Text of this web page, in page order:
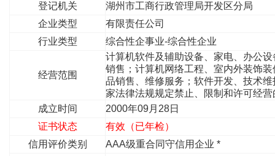
登记机关
湖州市工商行政管理局开发区分局
企业类型
有限责任公司
行业类型
综合性企事业-综合性企业
经营范围
计算机软件及辅助设备、家电、办公
销售；计算机网络工程、室内外装饰
品销售、维修服务；软件开发、技术
家法律法规规定禁止、限制和许可经
成立时间
2000年09月28日
证书状态
有效（已年检）
信用评价类别
AAA级重合同守信用企业 *